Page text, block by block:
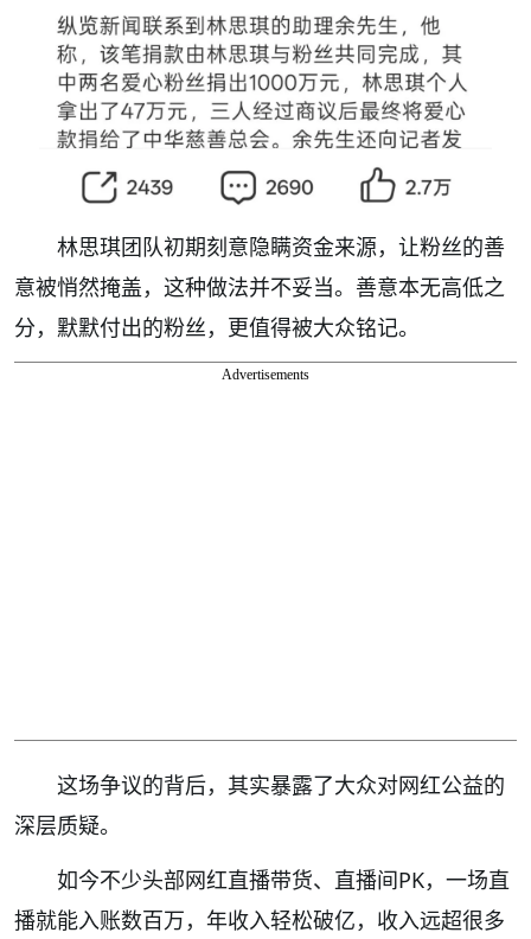
林思琪团队初期刻意隐瞒资金来源，让粉丝的善
意被悄然掩盖，这种做法并不妥当。善意本无高低之
分，默默付出的粉丝，更值得被大众铭记。
Advertisements
这场争议的背后，其实暴露了大众对网红公益的
深层质疑。
如今不少头部网红直播带货、直播间PK，一场直
播就能入账数百万，年收入轻松破亿，收入远超很多